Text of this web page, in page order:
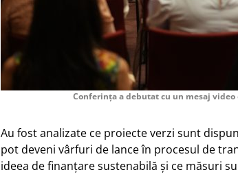
Conferința a debutat cu un mesaj
Au fost analizate ce proiecte verzi sunt
pot deveni vârfuri de lance în procesul de
ideea de finanțare sustenabilă și ce măsuri